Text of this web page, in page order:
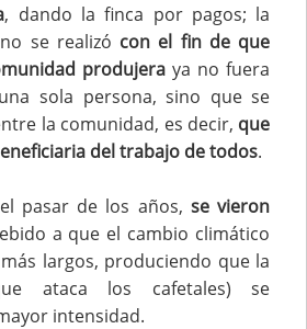
, dando la finca por pagos; la
se realizó con el fin de que
produjeraya no fuera
sola persona, sino que se
la comunidad, es decir, que
del trabajo de todos.
pasar de los años, se vieron
a que el cambio climático
largos, produciendo que la
ataca los cafetales) se
intensidad.